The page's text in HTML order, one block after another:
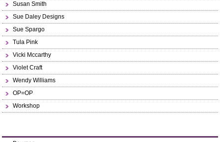
Susan Smith
Sue Daley Designs
Sue Spargo
Tula Pink
Vicki Mccarthy
Violet Craft
Wendy Williams
OP=OP
Workshop